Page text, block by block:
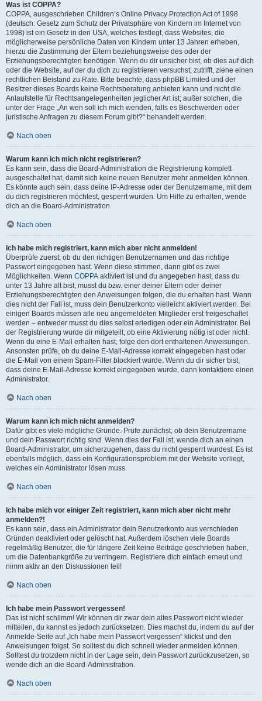
Was ist COPPA?
COPPA, ausgeschrieben Children’s Online Privacy Protection Act of 1998
(deutsch: Gesetz zum Schutz der Privatsphäre von Kindern im Internet von
1998) ist ein Gesetz in den USA, welches festlegt, dass Websites, die
möglicherweise persönliche Daten von Kindern unter 13 Jahren erheben,
hierzu die Zustimmung der Eltern beziehungsweise des oder der
Erziehungsberechtigten benötigen. Wenn du dir unsicher bist, ob dies auf dich
oder die Website, auf der du dich zu registrieren versuchst, zutrifft, ziehe einen
rechtlichen Beistand zu Rate. Bitte beachte, dass phpBB Limited und der
Besitzer dieses Boards keine Rechtsberatung anbieten kann und nicht die
Anlaufstelle für Rechtsangelegenheiten jeglicher Art ist; außer solchen, die
unter der Frage „An wen soll ich mich wenden, falls es Beschwerden oder
juristische Anfragen zu diesem Forum gibt?“ behandelt werden.
Nach oben
Warum kann ich mich nicht registrieren?
Es kann sein, dass die Board-Administration die Registrierung komplett
ausgeschaltet hat, damit sich keine neuen Benutzer mehr anmelden können.
Es könnte auch sein, dass deine IP-Adresse oder der Benutzername, mit dem
du dich registrieren möchtest, gesperrt wurden. Um Hilfe zu erhalten, wende
dich an die Board-Administration.
Nach oben
Ich habe mich registriert, kann mich aber nicht anmelden!
Überprüfe zuerst, ob du den richtigen Benutzernamen und das richtige
Passwort eingegeben hast. Wenn diese stimmen, dann gibt es zwei
Möglichkeiten. Wenn COPPA aktiviert ist und du angegeben hast, dass du
unter 13 Jahre alt bist, musst du bzw. einer deiner Eltern oder deiner
Erziehungsberechtigten den Anweisungen folgen, die du erhalten hast. Wenn
dies nicht der Fall ist, muss dein Benutzerkonto vielleicht aktiviert werden. Bei
einigen Boards müssen alle neu angemeldeten Mitglieder erst freigeschaltet
werden – entweder musst du dies selbst erledigen oder ein Administrator. Bei
der Registrierung wurde dir mitgeteilt, ob eine Aktivierung nötig ist oder nicht.
Wenn du eine E-Mail erhalten hast, folge den dort enthaltenen Anweisungen.
Ansonsten prüfe, ob du deine E-Mail-Adresse korrekt eingegeben hast oder
die E-Mail von einem Spam-Filter blockiert wurde. Wenn du dir sicher bist,
dass deine E-Mail-Adresse korrekt eingegeben wurde, dann kontaktiere einen
Administrator.
Nach oben
Warum kann ich mich nicht anmelden?
Dafür gibt es viele mögliche Gründe. Prüfe zunächst, ob dein Benutzername
und dein Passwort richtig sind. Wenn dies der Fall ist, wende dich an einen
Board-Administrator, um sicherzugehen, dass du nicht gesperrt wurdest. Es ist
ebenfalls möglich, dass ein Konfigurationsproblem mit der Website vorliegt,
welches ein Administrator lösen muss.
Nach oben
Ich habe mich vor einiger Zeit registriert, kann mich aber nicht mehr
anmelden?!
Es kann sein, dass ein Administrator dein Benutzerkonto aus verschieden
Gründen deaktiviert oder gelöscht hat. Außerdem löschen viele Boards
regelmäßig Benutzer, die für längere Zeit keine Beiträge geschrieben haben,
um die Datenbankgröße zu verringern. Registriere dich einfach erneut und
nimm aktiv an den Diskussionen teil!
Nach oben
Ich habe mein Passwort vergessen!
Das ist nicht schlimm! Wir können dir zwar dein altes Passwort nicht wieder
mitteilen, du kannst es jedoch zurücksetzen. Dies machst du, indem du auf der
Anmelde-Seite auf „Ich habe mein Passwort vergessen“ klickst und den
Anweisungen folgst. So solltest du dich schnell wieder anmelden können.
Solltest du trotzdem nicht in der Lage sein, dein Passwort zurückzusetzen, so
wende dich an die Board-Administration.
Nach oben